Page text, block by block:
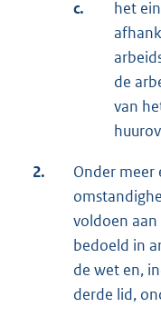
c.
het
de
van
2.
Onder meer
voldoen
bedoeld in
de wet en,
derde lid,